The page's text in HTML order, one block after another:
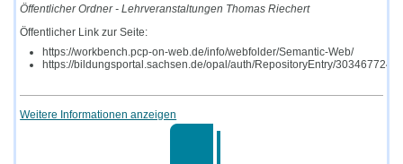
Öffentlicher Ordner - Lehrveranstaltungen Thomas Riechert
Öffentlicher Link zur Seite:
https://workbench.pcp-on-web.de/info/webfolder/Semantic-Web/
https://bildungsportal.sachsen.de/opal/auth/RepositoryEntry/
Weitere Informationen anzeigen